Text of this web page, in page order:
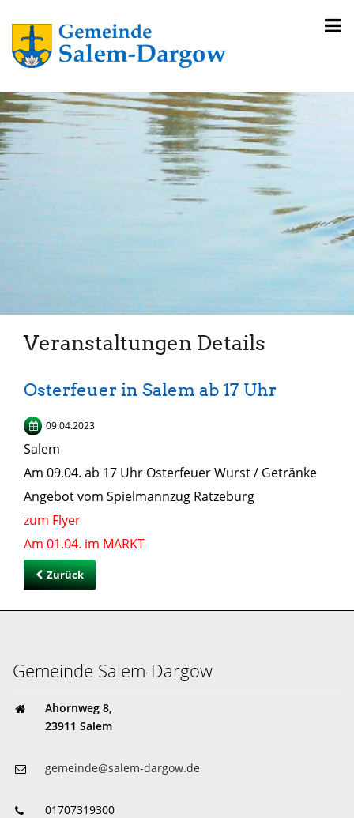
Veranstaltungen Details
Osterfeuer in Salem ab 17 Uhr
09.04.2023
Salem
Am 09.04. ab 17 Uhr Osterfeuer Wurst / Getränke
Angebot vom Spielmannzug Ratzeburg
zum Flyer
Am 01.04. im MARKT
Zurück
Gemeinde Salem-Dargow
Ahornweg 8,
23911 Salem
gemeinde@salem-dargow.de
01707319300